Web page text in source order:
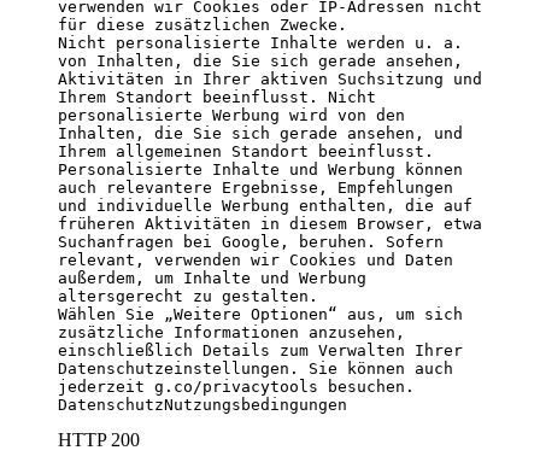
verwenden wir Cookies oder IP-Adressen nicht
für diese zusätzlichen Zwecke.
Nicht personalisierte Inhalte werden u. a.
von Inhalten, die Sie sich gerade ansehen,
Aktivitäten in Ihrer aktiven Suchsitzung und
Ihrem Standort beeinflusst. Nicht
personalisierte Werbung wird von den
Inhalten, die Sie sich gerade ansehen, und
Ihrem allgemeinen Standort beeinflusst.
Personalisierte Inhalte und Werbung können
auch relevantere Ergebnisse, Empfehlungen
und individuelle Werbung enthalten, die auf
früheren Aktivitäten in diesem Browser, etwa
Suchanfragen bei Google, beruhen. Sofern
relevant, verwenden wir Cookies und Daten
außerdem, um Inhalte und Werbung
altersgerecht zu gestalten.
Wählen Sie „Weitere Optionen“ aus, um sich
zusätzliche Informationen anzusehen,
einschließlich Details zum Verwalten Ihrer
Datenschutzeinstellungen. Sie können auch
jederzeit g.co/privacytools besuchen.
DatenschutzNutzungsbedingungen
HTTP 200